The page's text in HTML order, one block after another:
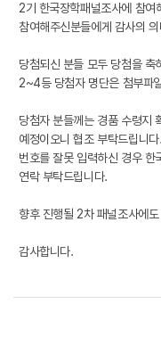
2기 한국장학패널조사에 참여
참여해주신분들에게 감사의
당첨되신 분들 모두 당첨을
2~4등 당첨자 명단은 첨부파
당첨자 분들께는 경품 수령지
예정이오니 협조 부탁드립니다.
번호를 잘못 입력하신 경우
연락 부탁드립니다.
향후 진행될 2차 패널조사에
감사합니다.